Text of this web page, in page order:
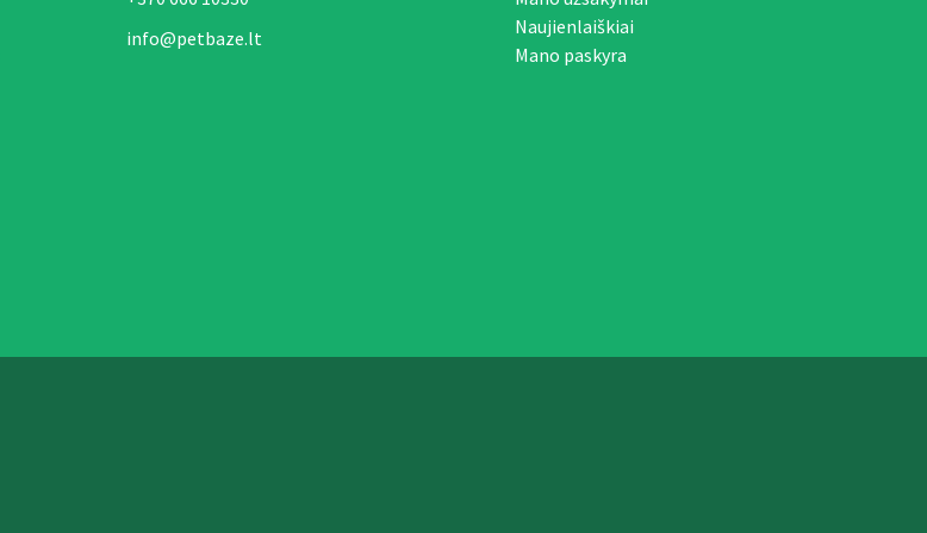
info@petbaze.lt
Naujienlaiškiai
Mano paskyra